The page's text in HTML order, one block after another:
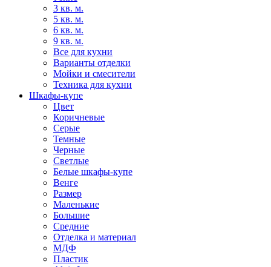
3 кв. м.
5 кв. м.
6 кв. м.
9 кв. м.
Все для кухни
Варианты отделки
Мойки и смесители
Техника для кухни
Шкафы-купе
Цвет
Коричневые
Серые
Темные
Черные
Светлые
Белые шкафы-купе
Венге
Размер
Маленькие
Большие
Средние
Отделка и материал
МДФ
Пластик